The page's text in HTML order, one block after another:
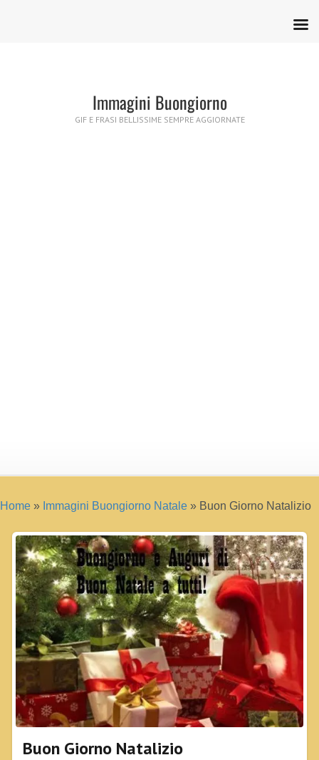
Immagini Buongiorno
GIF E FRASI BELLISSIME SEMPRE AGGIORNATE
Home » Immagini Buongiorno Natale » Buon Giorno Natalizio
Buon Giorno Natalizio